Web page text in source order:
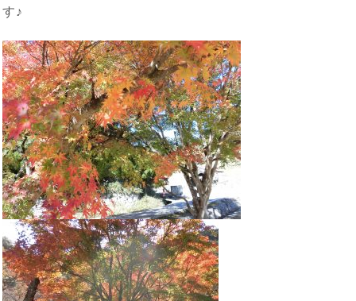
す♪